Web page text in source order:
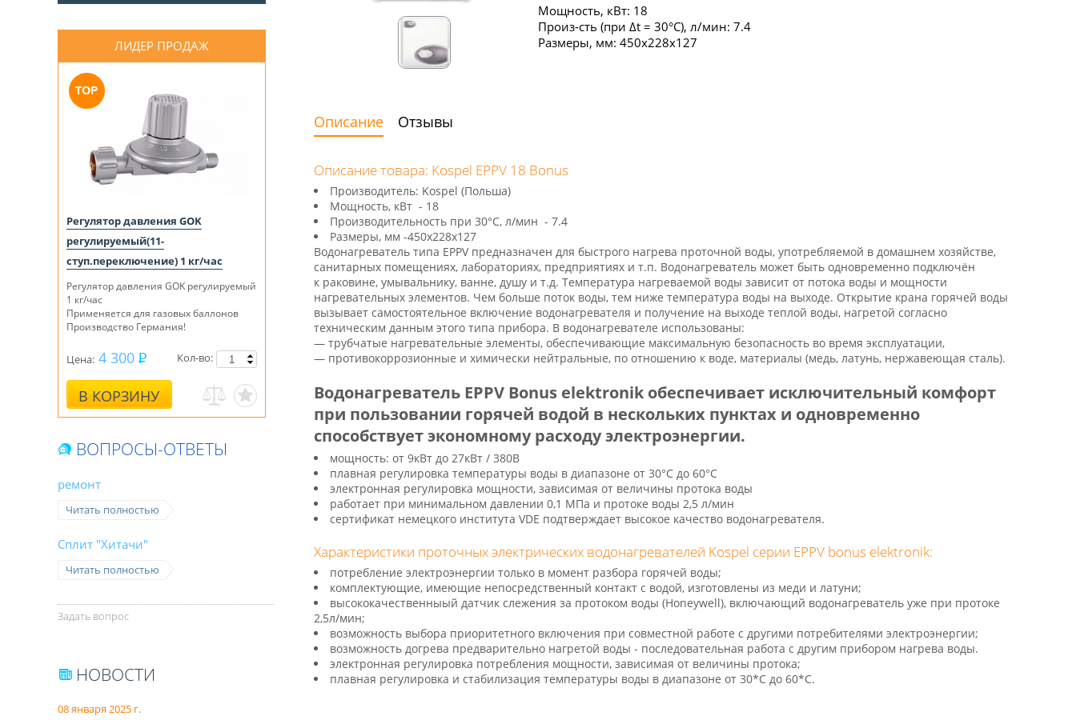
ЛИДЕР ПРОДАЖ
Регулятор давления GOK
регулируемый(11-
ступ.переключение) 1 кг/час
Регулятор давления GOK регулируемый
1 кг/час
Применяется для газовых баллонов
Производство Германия!
Цена: 4 300
В КОРЗИНУ
Кол-во:
ВОПРОСЫ-ОТВЕТЫ
ремонт
Читать полностью
Сплит "Хитачи"
Читать полностью
Задать вопрос
НОВОСТИ
08 января 2025 г.
Мощность, кВт: 18
Произ-сть (при Δt = 30°С), л/мин: 7.4
Размеры, мм: 450x228x127
Описание Отзывы
Описание товара: Kospel EPPV 18 Bonus
Производитель: Kospel (Польша)
Мощность, кВт - 18
Производительность при 30°С, л/мин - 7.4
Размеры, мм -450x228x127
Водонагреватель типа EPPV предназначен для быстрого нагрева проточной воды, употребляемой в домашнeм хозяйствe,
санитарных помещениях, лабораториях, предприятиях и т.п. Водонагреватель может быть одновременно подключён
к раковине, умывальнику, ванне, душу и т.д. Температура нагреваемой воды зависит от потока воды и мощности
нагревательных элементов. Чем больше поток воды, тем ниже температура воды на выходе. Открытие крана горячей воды
вызывает самостоятельное включение водонагревателя и получение на выходе теплой воды, нагретой согласно
техническим данным этого типа прибора. В водонагревателе использованы:
— трубчатые нагревательные элементы, обеспечивающие максимальную безопасность во время эксплуатации,
— противокоррозионные и химически нейтральные, по отношению к воде, материалы (медь, латунь, нержавеющая сталь).
Водонагреватель EPPV Bonus elektronik обеспечивает исключительный комфорт
при пользовании горячей водой в нескольких пунктах и одновременно
способствует экономному расходу электроэнергии.
мощность: от 9кВт до 27кВт / 380В
плавная регулировка температуры воды в диапазоне от 30°C до 60°C
электронная регулировка мощности, зависимая от величины протока воды
работает при минимальном давлении 0,1 МПа и протоке воды 2,5 л/мин
сертификат немецкого института VDE подтверждает высокое качество водонагревателя.
Характеристики проточных электрических водонагревателей Kospel серии EPPV bonus elektronik:
потребление электроэнергии только в момент разбора горячей воды;
комплектующие, имеющие непосредственный контакт с водой, изготовлены из меди и латуни;
высококачественныый датчик слежения за протоком воды (Honeywell), включающий водонагреватель уже при протоке
2,5л/мин;
возможность выбора приоритетного включения при совместной работе с другими потребителями электроэнергии;
возможность догрева предварительно нагретой воды - последовательная работа с другим прибором нагрева воды.
электронная регулировка потребления мощности, зависимая от величины протока;
плавная регулировка и стабилизация температуры воды в диапазоне от 30*С до 60*С.